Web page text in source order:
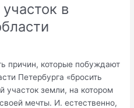
в
причин, которые побуждают
Петербурга «бросить
участок земли, на котором
мечты. И. естественно,